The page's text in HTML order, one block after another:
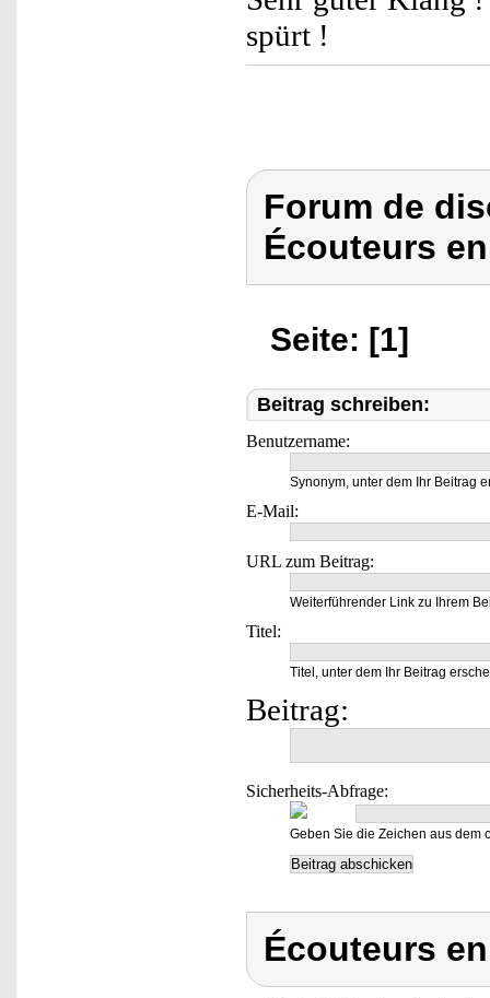
spürt !
Forum de
Écouteurs
Seite: [1]
Beitrag schreiben:
Benutzername:
Synonym, unter dem Ihr Beitrag
E-Mail:
URL zum Beitrag:
Weiterführender Link zu Ihrem
Titel:
Titel, unter dem Ihr Beitrag
Beitrag:
Sicherheits-Abfrage:
Geben Sie die Zeichen aus dem
Écouteurs